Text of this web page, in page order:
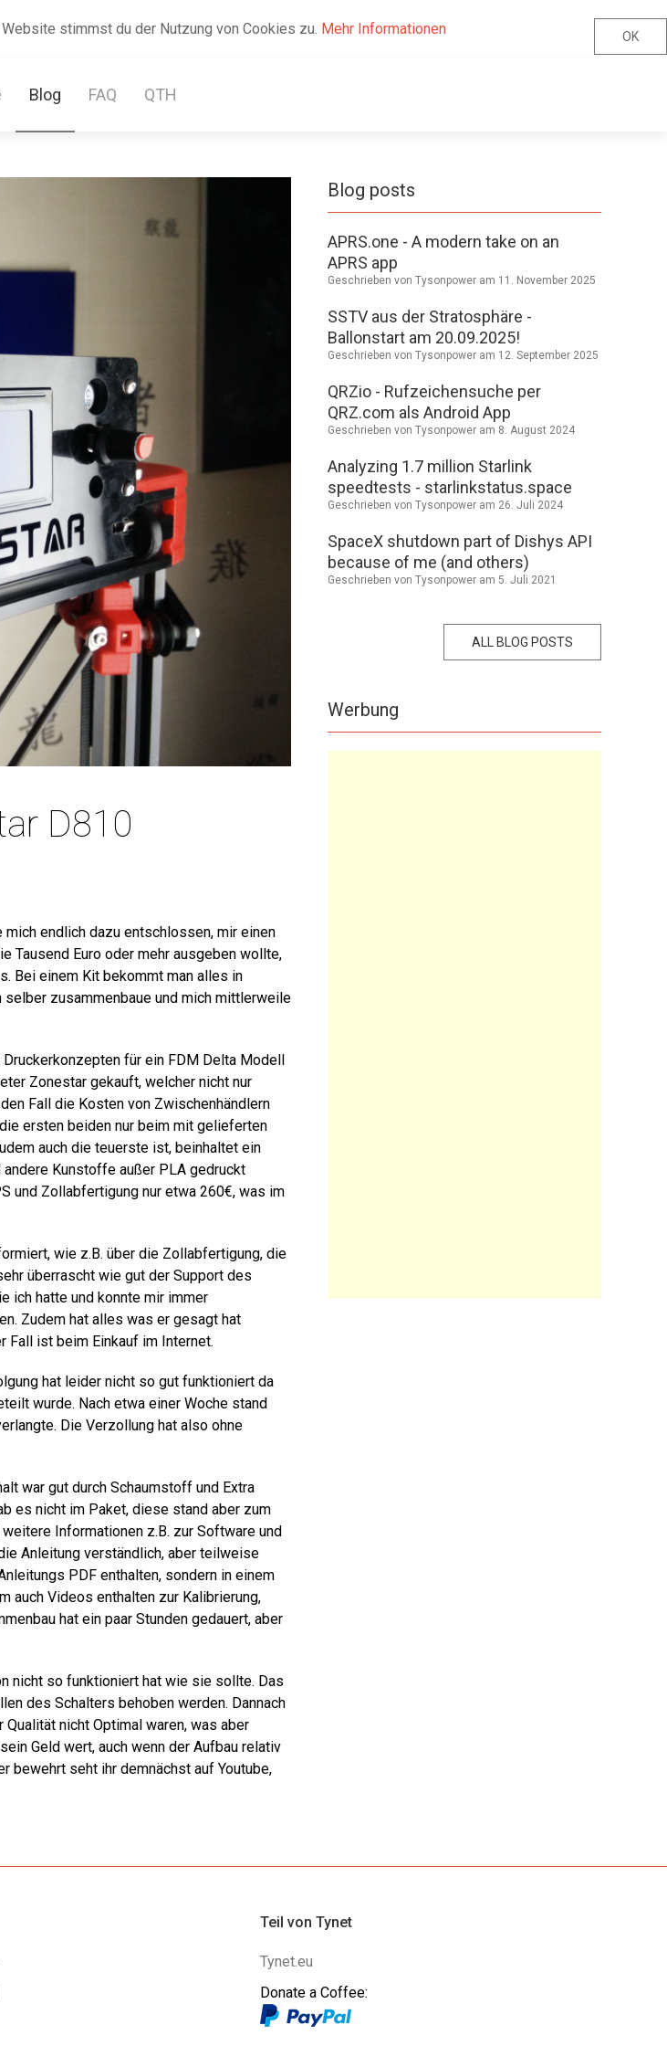
OK
stimmst du der Nutzung von Cookies zu. Mehr Informationen
Blog FAQ QTH
D810
endlich dazu entschlossen, mir einen
Tausend Euro oder mehr ausgeben wollte,
Bei einem Kit bekommt man alles in
zusammenbaue und mich mittlerweile
für ein FDM Delta Modell
Zonestar gekauft, welcher nicht nur
Fall die Kosten von Zwischenhändlern
ersten beiden nur beim mit gelieferten
auch die teuerste ist, beinhaltet ein
Kunstoffe außer PLA gedruckt
und Zollabfertigung nur etwa 260€, was im
wie z.B. über die Zollabfertigung, die
überrascht wie gut der Support des
ich hatte und konnte mir immer
Zudem hat alles was er gesagt hat
Fall ist beim Einkauf im Internet.
hat leider nicht so gut funktioniert da
wurde. Nach etwa einer Woche stand
Die Verzollung hat also ohne
war gut durch Schaumstoff und Extra
es nicht im Paket, diese stand aber zum
Informationen z.B. zur Software und
Anleitung verständlich, aber teilweise
PDF enthalten, sondern in einem
auch Videos enthalten zur Kalibrierung,
hat ein paar Stunden gedauert, aber
nicht so funktioniert hat wie sie sollte. Das
des Schalters behoben werden. Dannach
nicht Optimal waren, was aber
Geld wert, auch wenn der Aufbau relativ
bewehrt seht ihr demnächst auf Youtube,
Blog posts
APRS.one - A modern take on an
APRS app
Geschrieben von Tysonpower am 11. November 2025
SSTV aus der Stratosphäre -
Ballonstart am 20.09.2025!
Geschrieben von Tysonpower am 12. September 2025
QRZio - Rufzeichensuche per
QRZ.com als Android App
Geschrieben von Tysonpower am 8. August 2024
Analyzing 1.7 million Starlink
speedtests - starlinkstatus.space
Geschrieben von Tysonpower am 26. Juli 2024
SpaceX shutdown part of Dishys API
because of me (and others)
Geschrieben von Tysonpower am 5. Juli 2021
ALL BLOG POSTS
Werbung
Teil von Tynet
Tynet.eu
Donate a Coffee: